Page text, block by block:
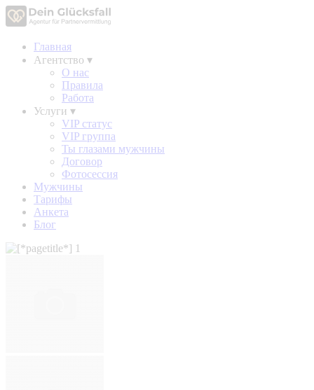
Главная
Агентство ▾
О нас
Правила
Работа
Услуги ▾
VIP статус
VIP группа
Ты глазами мужчины
Договор
Фотосессия
Мужчины
Тарифы
Анкета
Блог